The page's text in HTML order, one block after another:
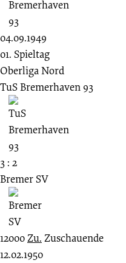
04.09.1949
01. Spieltag
Oberliga Nord
TuS Bremerhaven 93
3 : 2
Bremer SV
12000Zu. Zuschauende
12.02.1950